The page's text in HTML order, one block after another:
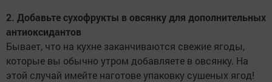
2. Добавьте сухофрукты в овсянку для дополнительных
антиоксидантов
Бывает, что на кухне заканчиваются свежие ягоды,
которые вы обычно утром добавляете в овсянку. На
этой случай имейте наготове упаковку сушеных ягод!